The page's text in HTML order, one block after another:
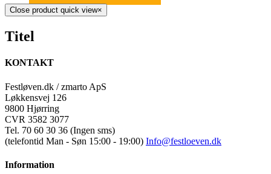
Close product quick view×
Titel
KONTAKT
Festløven.dk / zmarto ApS
Løkkensvej 126
9800 Hjørring
CVR 3582 3077
Tel. 70 60 30 36 (Ingen sms)
(telefontid Man - Søn 15:00 - 19:00) Info@festloeven.dk
Information